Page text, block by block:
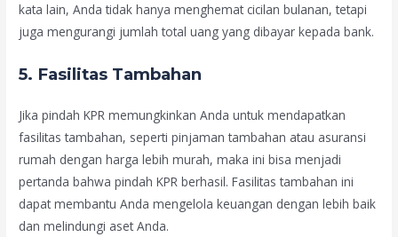
kata lain, Anda tidak hanya menghemat cicilan bulanan, tetapi
juga mengurangi jumlah total uang yang dibayar kepada bank.
5. Fasilitas Tambahan
Jika pindah KPR memungkinkan Anda untuk mendapatkan
fasilitas tambahan, seperti pinjaman tambahan atau asuransi
rumah dengan harga lebih murah, maka ini bisa menjadi
pertanda bahwa pindah KPR berhasil. Fasilitas tambahan ini
dapat membantu Anda mengelola keuangan dengan lebih baik
dan melindungi aset Anda.